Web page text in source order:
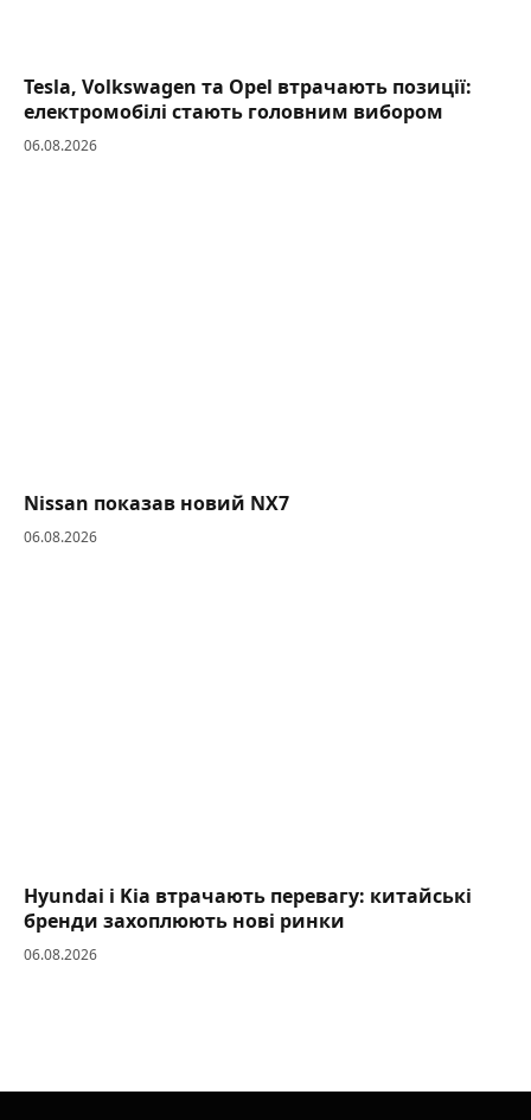
Tesla, Volkswagen та Opel втрачають позиції:
електромобілі стають головним вибором
06.08.2026
Nissan показав новий NX7
06.08.2026
Hyundai і Kia втрачають перевагу: китайські
бренди захоплюють нові ринки
06.08.2026